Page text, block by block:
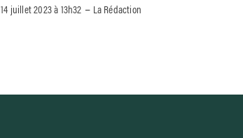
14 juillet 2023 à 13h32 – La Rédaction